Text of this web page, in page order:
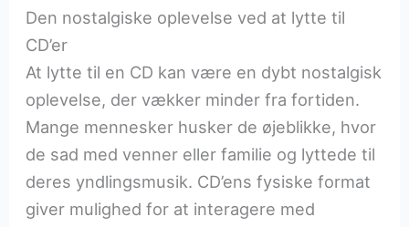
Den nostalgiske oplevelse ved at lytte til
CD’er
At lytte til en CD kan være en dybt nostalgisk
oplevelse, der vækker minder fra fortiden.
Mange mennesker husker de øjeblikke, hvor
de sad med venner eller familie og lyttede til
deres yndlingsmusik. CD’ens fysiske format
giver mulighed for at interagere med